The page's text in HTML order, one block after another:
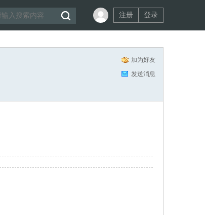
注册 登录
加为好友
发送消息